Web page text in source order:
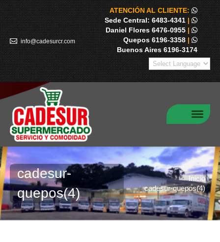
info@cadesurcr.com
ATENCIÓN AL CLIENTE:
Sede Central: 6483-4341 |
Daniel Flores 6476-0955 |
Quepos 6196-3358 |
Buenos Aires 6196-3174
cadesur-
quepos(4)
Estás aquí:
Inicio
cadesur-quepos(4)